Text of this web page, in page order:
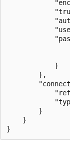
            }
        },
        }
    }